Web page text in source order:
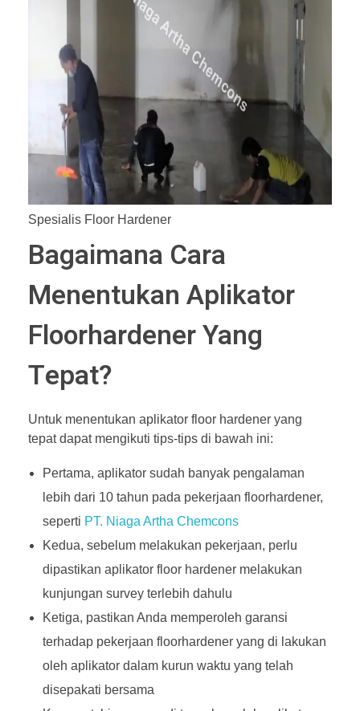
Spesialis Floor Hardener
Bagaimana Cara
Menentukan Aplikator
Floorhardener Yang
Tepat?
Untuk menentukan aplikator floor hardener yang
tepat dapat mengikuti tips-tips di bawah ini:
Pertama, aplikator sudah banyak pengalaman
lebih dari 10 tahun pada pekerjaan floorhardener,
seperti PT. Niaga Artha Chemcons
Kedua, sebelum melakukan pekerjaan, perlu
dipastikan aplikator floor hardener melakukan
kunjungan survey terlebih dahulu
Ketiga, pastikan Anda memperoleh garansi
terhadap pekerjaan floorhardener yang di lakukan
oleh aplikator dalam kurun waktu yang telah
disepakati bersama